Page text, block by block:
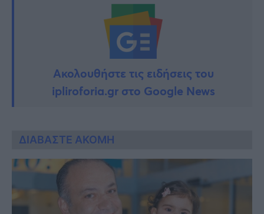
Ακολουθήστε τις ειδήσεις του
ipliroforia.gr στο Google News
ΔΙΑΒΑΣΤΕ ΑΚΟΜΗ